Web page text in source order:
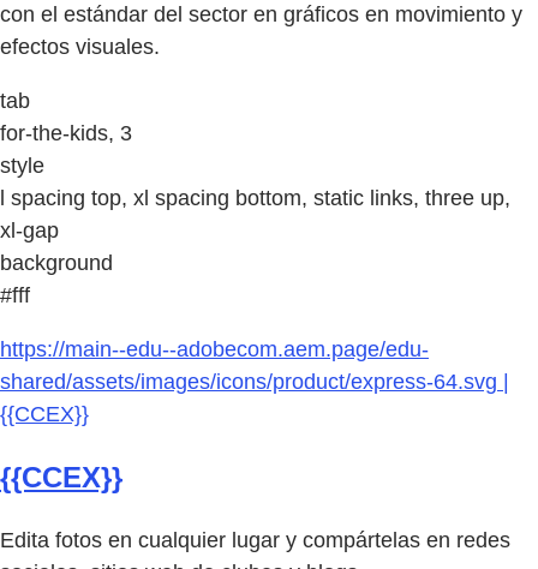
con el estándar del sector en gráficos en movimiento y
efectos visuales.
tab
for-the-kids, 3
style
l spacing top, xl spacing bottom, static links, three up,
xl-gap
background
#fff
https://main--edu--adobecom.aem.page/edu-
shared/assets/images/icons/product/express-64.svg |
{{CCEX}}
{{CCEX}}
Edita fotos en cualquier lugar y compártelas en redes